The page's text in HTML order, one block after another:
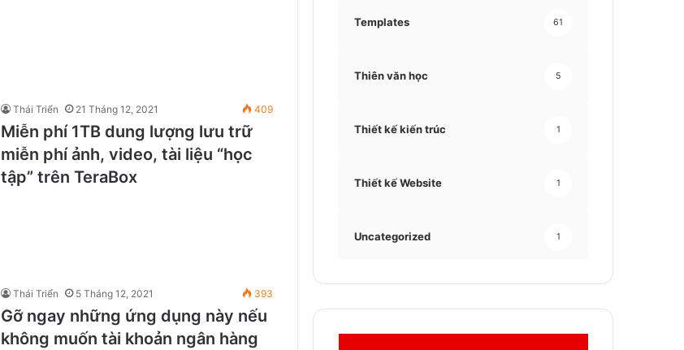
Thái Triển 21 Tháng 12, 2021 409
Miễn phí 1TB dung lượng lưu trữ
miễn phí ảnh, video, tài liệu “học
tập” trên TeraBox
Thái Triển 5 Tháng 12, 2021 393
Gỡ ngay những ứng dụng này nếu
không muốn tài khoản ngân hàng
Templates 61
Thiên văn học 5
Thiết kế kiến trúc 1
Thiết kế Website 1
Uncategorized 1